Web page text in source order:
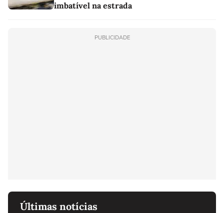
imbatível na estrada
PUBLICIDADE
Últimas notícias